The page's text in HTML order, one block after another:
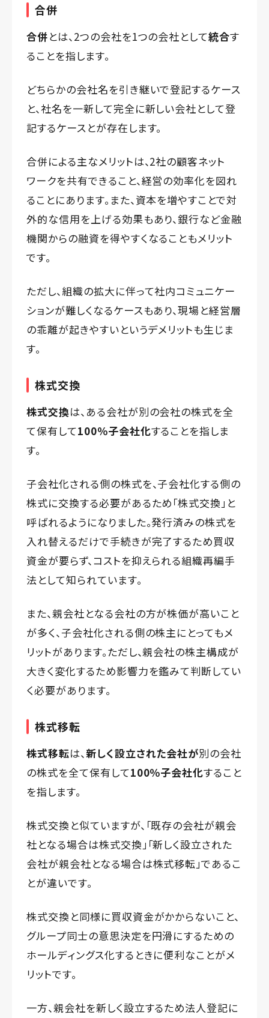
合併
合併とは、2つの会社を1つの会社として統合す
ることを指します。
どちらかの会社名を引き継いで登記するケース
と、社名を一新して完全に新しい会社として登
記するケースとが存在します。
合併による主なメリットは、2社の顧客ネット
ワークを共有できること、経営の効率化を図れ
ることにあります。また、資本を増やすことで対
外的な信用を上げる効果もあり、銀行など金融
機関からの融資を得やすくなることもメリット
です。
ただし、組織の拡大に伴って社内コミュニケー
ションが難しくなるケースもあり、現場と経営層
の乖離が起きやすいというデメリットも生じま
す。
株式交換
株式交換は、ある会社が別の会社の株式を全
て保有して100％子会社化することを指しま
す。
子会社化される側の株式を、子会社化する側の
株式に交換する必要があるため「株式交換」と
呼ばれるようになりました。発行済みの株式を
入れ替えるだけで手続きが完了するため買収
資金が要らず、コストを抑えられる組織再編手
法として知られています。
また、親会社となる会社の方が株価が高いこと
が多く、子会社化される側の株主にとってもメ
リットがあります。ただし、親会社の株主構成が
大きく変化するため影響力を鑑みて判断してい
く必要があります。
株式移転
株式移転は、新しく設立された会社が別の会社
の株式を全て保有して100％子会社化すること
を指します。
株式交換と似ていますが、「既存の会社が親会
社となる場合は株式交換」「新しく設立された
会社が親会社となる場合は株式移転」であるこ
とが違いです。
株式交換と同様に買収資金がかからないこと、
グループ同士の意思決定を円滑にするための
ホールディングス化するときに便利なことがメ
リットです。
一方、親会社を新しく設立するため法人登記に